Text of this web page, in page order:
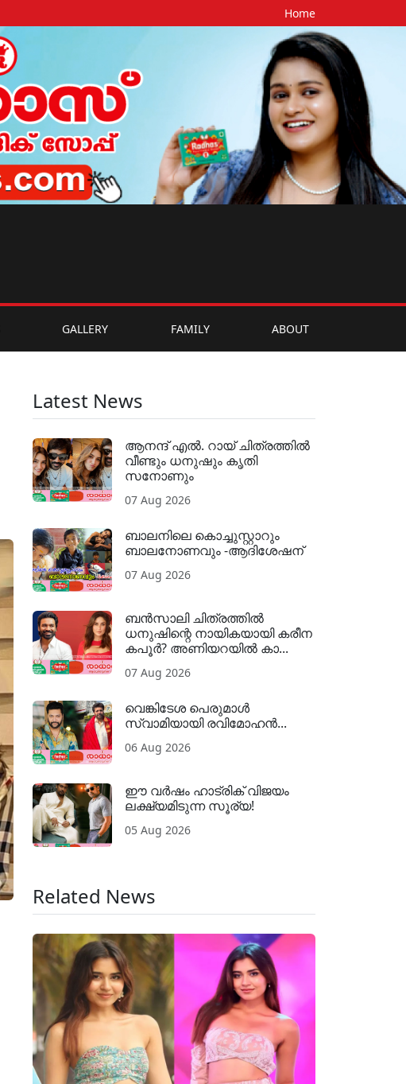
Home
GALLERY FAMILY ABOUT
Latest News
ആനന്ദ് എൽ. റായ് ചിത്രത്തിൽ
വീണ്ടും ധനുഷും കൃതി
സനോണും
07 Aug 2026
ബാലനിലെ കൊച്ചുസ്റ്റാറും
ബാലനോണവും -ആദിശേഷന്
07 Aug 2026
ബൻസാലി ചിത്രത്തിൽ
ധനുഷിന്റെ നായികയായി കരീന
കപൂർ? അണിയറയിൽ കാ...
07 Aug 2026
വെങ്കിടേശ പെരുമാൾ
സ്വാമിയായി രവിമോഹൻ...
06 Aug 2026
ഈ വർഷം ഹാട്രിക് വിജയം
ലക്ഷ്യമിടുന്ന സൂര്യ!
05 Aug 2026
Related News